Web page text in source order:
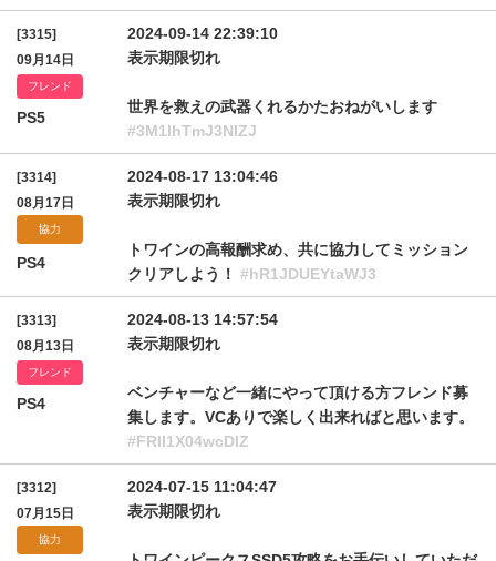
[3315]
09月14日
フレンド
PS5
2024-09-14 22:39:10
表示期限切れ
世界を救えの武器くれるかたおねがいします
#3M1lhTmJ3NlZJ
[3314]
08月17日
協力
PS4
2024-08-17 13:04:46
表示期限切れ
トワインの高報酬求め、共に協力してミッション
クリアしよう！ #hR1JDUEYtaWJ3
[3313]
08月13日
フレンド
PS4
2024-08-13 14:57:54
表示期限切れ
ベンチャーなど一緒にやって頂ける方フレンド募
集します。VCありで楽しく出来ればと思います。
#FRlI1X04wcDlZ
[3312]
07月15日
協力
2024-07-15 11:04:47
表示期限切れ